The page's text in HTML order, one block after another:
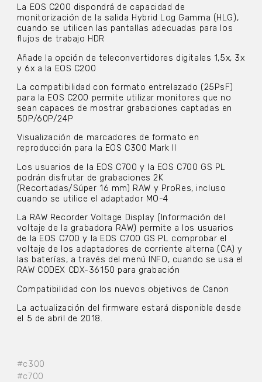
#c300
#c700
La EOS C200 dispondrá de capacidad de
monitorización de la salida Hybrid Log Gamma (HLG),
cuando se utilicen las pantallas adecuadas para los
flujos de trabajo HDR
Añade la opción de teleconvertidores digitales 1,5x, 3x
y 6x a la EOS C200
La compatibilidad con formato entrelazado (25PsF)
para la EOS C200 permite utilizar monitores que no
sean capaces de mostrar grabaciones captadas en
50P/60P/24P
Visualización de marcadores de formato en
reproducción para la EOS C300 Mark II
Los usuarios de la EOS C700 y la EOS C700 GS PL
podrán disfrutar de grabaciones 2K
(Recortadas/Súper 16 mm) RAW y ProRes, incluso
cuando se utilice el adaptador MO-4
La RAW Recorder Voltage Display (Información del
voltaje de la grabadora RAW) permite a los usuarios
de la EOS C700 y la EOS C700 GS PL comprobar el
voltaje de los adaptadores de corriente alterna (CA) y
las baterías, a través del menú INFO, cuando se usa el
RAW CODEX CDX-36150 para grabación
Compatibilidad con los nuevos objetivos de Canon
La actualización del firmware estará disponible desde
el 5 de abril de 2018.